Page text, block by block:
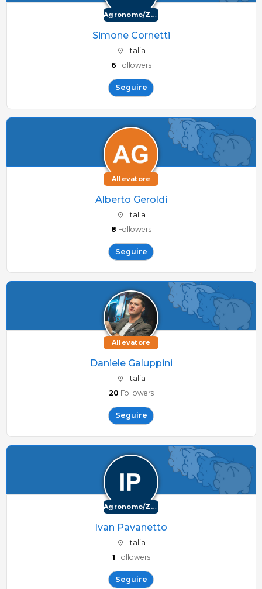
Agronomo/Zootecnico
Simone Cornetti
Italia
6 Followers
Seguire
Allevatore
Alberto Geroldi
Italia
8 Followers
Seguire
Allevatore
Daniele Galuppini
Italia
20 Followers
Seguire
Agronomo/Zootecnico
Ivan Pavanetto
Italia
1 Followers
Seguire